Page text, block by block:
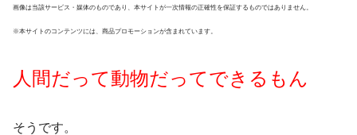
画像は当該サービス・媒体のものであり、本サイトが一次情報の正確性を保証するものではありません。
※本サイトのコンテンツには、商品プロモーションが含まれています。
人間だって動物だってできるもん
そうです。